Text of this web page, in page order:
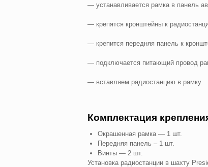
— устанавливается рамка в панель
— крепятся кронштейны к
— крепится передняя панель к
— подключается питающий провод
— вставляем радиостанцию в рамку.
Комплектация
Окрашенная рамка — 1 шт.
Передняя панель – 1 шт.
Винты — 2 шт.
Установка радиостанции в шахту